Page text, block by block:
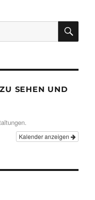
SEHEN UND
Kalender anzeigen